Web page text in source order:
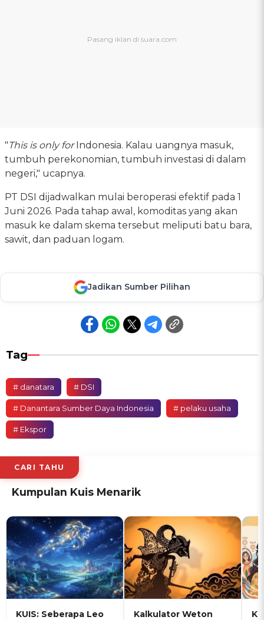
"This is only forIndonesia. Kalau uangnya masuk,
tumbuh perekonomian, tumbuh investasi di dalam
negeri," ucapnya.
PT DSI dijadwalkan mulai beroperasi efektif pada 1
Juni 2026. Pada tahap awal, komoditas yang akan
masuk ke dalam skema tersebut meliputi batu bara,
sawit, dan paduan logam.
Jadikan Sumber Pilihan
Tag
# danatara # DSI
# Danantara Sumber Daya Indonesia # pelaku usaha
# Ekspor
CARI TAHU
Kumpulan Kuis Menarik
KUIS: Seberapa Leo
Kalkulator Weton